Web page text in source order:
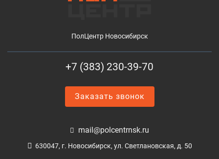
ПолЦентр Новосибирск
+7 (383) 230-39-70
Заказать звонок
mail@polcentrnsk.ru
630047, г. Новосибирск, ул. Светлановская, д. 50